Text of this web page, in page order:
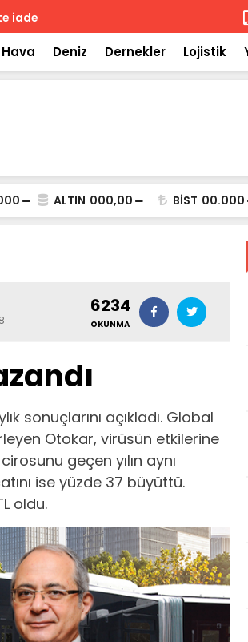
Hava Deniz Dernekler Lojistik
ALTIN 000,00 BİST 00.000
6234
OKUNMA
sonuçlarını açıkladı. Global
Otokar, virüsün etkilerine
geçen yılın aynı
ise yüzde 37 büyüttü.
oldu.